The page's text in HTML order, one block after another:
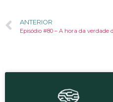
ANTERIOR
Episódio #80 – A hora da